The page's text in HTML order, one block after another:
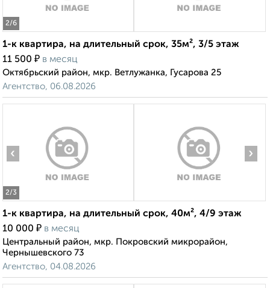
2/6
1-к квартира, на длительный срок, 35м², 3/5 этаж
11 500 ₽ в месяц
Октябрьский район, мкр. Ветлужанка, Гусарова 25
Агентство, 06.08.2026
2/3
‹ ›
1-к квартира, на длительный срок, 40м², 4/9 этаж
10 000 ₽ в месяц
Центральный район, мкр. Покровский микрорайон,
Чернышевского 73
Агентство, 04.08.2026